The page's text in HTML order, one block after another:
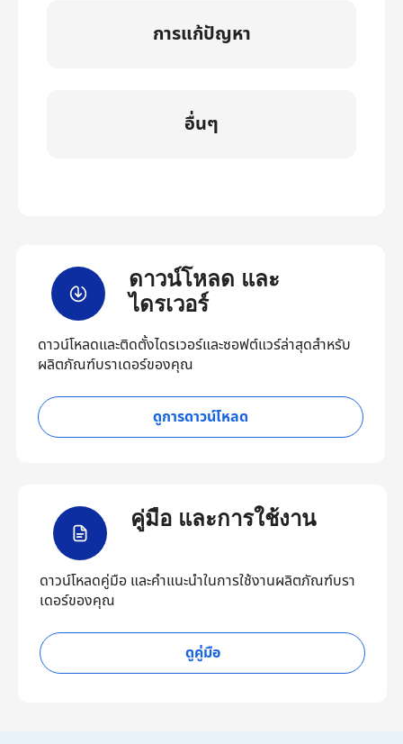
การแก้ปัญหา
อื่นๆ
ดาวน์โหลด และ
ไดรเวอร์
ดาวน์โหลดและติดตั้งไดรเวอร์และซอฟต์แวร์ล่าสุดสำหรับ
ผลิตภัณฑ์บราเดอร์ของคุณ
ดูการดาวน์โหลด
คู่มือ และการใช้งาน
ดาวน์โหลดคู่มือ และคำแนะนำในการใช้งานผลิตภัณฑ์บรา
เดอร์ของคุณ
ดูคู่มือ